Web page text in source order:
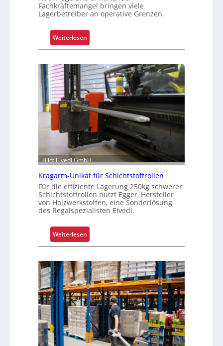
Fachkräftemangel bringen viele
Lagerbetreiber an operative Grenzen.
Weiterlesen:
W
r
u
m
G
r
i
e
n
k
o
m
p
l
e
x
e
i
s
t
a
l
s
F
a
Bild: Elvedi GmbH
Kragarm-Unikat für Schichtstoffrollen
Für die effiziente Lagerung 250kg schwerer
Schichtstoffrollen nutzt Egger, Hersteller
von Holzwerkstoffen, eine Sonderlösung
des Regalspezialisten Elvedi.
Weiterlesen:
K
a
g
a
r
m
-
U
n